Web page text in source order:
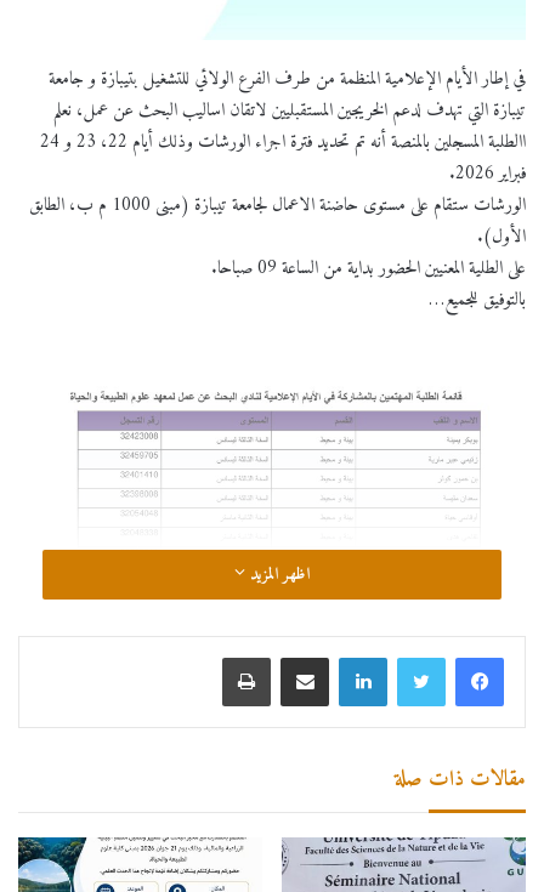
في إطار الأيام الإعلامية المنظمة من طرف الفرع الولائي للتشغيل بتيبازة و جامعة
تيبازة التي تهدف لدعم الخريجين المستقبليين لاتقان اساليب البحث عن عمل، نعلم
االطلبة المسجلين بالمنصة أنه تم تحديد فترة اجراء الورشات وذلك أيام 22، 23 و 24
فبراير 2026.
الورشات ستقام على مستوى حاضنة الاعمال لجامعة تيبازة (مبنى 1000 م ب، الطابق
الأول).
على الطلية المعنيين الحضور بداية من الساعة 09 صباحا.
بالتوفيق للجميع…
اظهر المزيد
لينكدإن مشاركة عبر البريد طباعة
مقالات ذات صلة